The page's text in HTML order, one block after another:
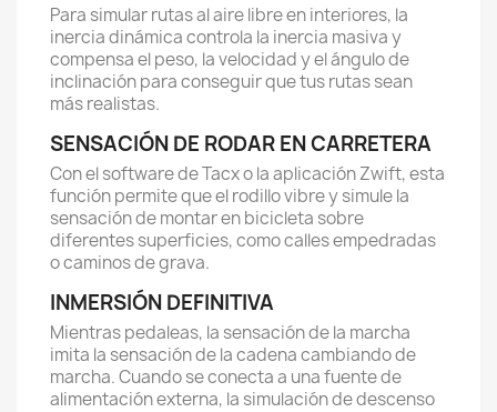
Para simular rutas al aire libre en interiores, la
inercia dinámica controla la inercia masiva y
compensa el peso, la velocidad y el ángulo de
inclinación para conseguir que tus rutas sean
más realistas.
SENSACIÓN DE RODAR EN CARRETERA
Con el software de Tacx o la aplicación Zwift, esta
función permite que el rodillo vibre y simule la
sensación de montar en bicicleta sobre
diferentes superficies, como calles empedradas
o caminos de grava.
INMERSIÓN DEFINITIVA
Mientras pedaleas, la sensación de la marcha
imita la sensación de la cadena cambiando de
marcha. Cuando se conecta a una fuente de
alimentación externa, la simulación de descenso